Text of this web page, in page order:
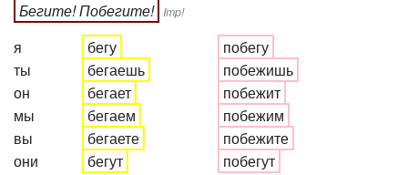
Бегите! Побегите! Imp!
я
ты
он
мы
вы
они
бегу
бегаешь
бегает
бегаем
бегаете
бегут
побегу
побежишь
побежит
побежим
побежите
побегут